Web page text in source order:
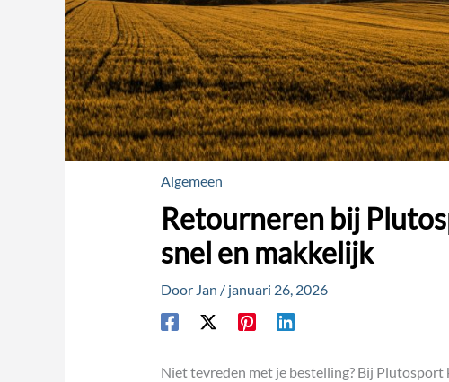
Algemeen
Retourneren bij
snel en makkelijk
Door Jan / januari 26, 2026
Niet tevreden met je bestelling? Bij Plutosport